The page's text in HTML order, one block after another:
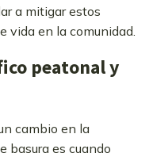
a mitigar estos
vida en la comunidad.
peatonal y
cambio en la
basura es cuando